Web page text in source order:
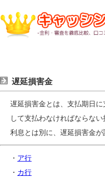
遅延損害金
遅延損害金とは、支払期日
して支払わなければならない
利息とは別に、遅延損害金が
・ ア行
・ カ行